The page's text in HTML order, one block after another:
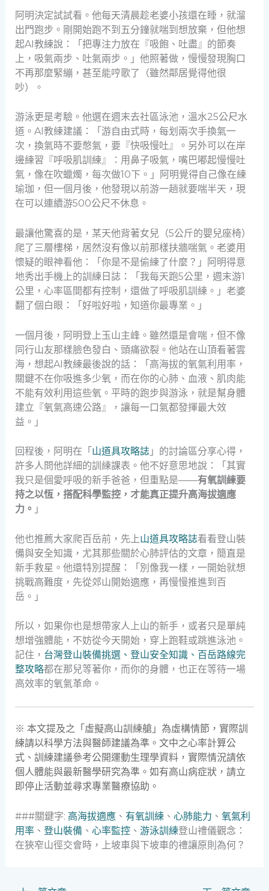
阿明決定試試看。他每天清晨趁老婆小孩還在睡，就溜
出門跑步。剛開始跑不到五分鐘就喘到想放棄，但他想
起AI教練說：「把專注力放在『吸飽、吐盡』的節奏
上，吸氣兩步、吐氣兩步。」他照著做，慢慢發現胸口
不再那麼緊繃，甚至能哼歌了（雖然鄰居覺得他很
吵）。
游泳更是考驗。他選在週末去社區泳池，溫水25公尺水
道。AI教練建議：「游自由式時，每划兩次手換氣一
次，換氣時不要憋氣，要『快吸慢吐』。另外可以在岸
邊練習『呼吸肌訓練』：用鼻子吸氣，嘴巴嘟起慢慢吐
氣，像在吹蠟燭，每次做10下。」阿明覺得自己像在練
瑜珈，但一個月後，他發現以前游一趟就要喘半天，現
在可以連續游500公尺不休息。
最讓他驚喜的是，某天他背著女兒（5公斤的嬰兒座椅）
爬了三層樓梯，居然沒有像以前那樣扶牆喘氣。老婆用
懷疑的眼神看他：「你是不是偷練了什麼？」阿明得意
地秀出手機上的訓練日誌：「我每天跑5公里，週末游1
公里，心率區間都有控制，還做了呼吸肌訓練。」老婆
翻了個白眼：「好啦好啦，知道你最專業。」
一個月後，阿明登上玉山主峰。雖然還是會喘，但不像
同行山友那樣臉色發白、頭痛欲裂。他站在山頂看著雲
海，想起AI教練最後說的話：「高海拔的氧氣利用率，
關鍵不在你吸進多少氧，而在你的心肺、血液、肌肉能
不能有效利用這些氧。平時的跑步與游泳，就是幫身體
建立『氧氣高速公路』，讓每一口氣都發揮最大效
益。」
回程後，阿明在「 山道具攻略誌」的討論區分享心得，
許多人問他詳細的訓練課表。他不好意思地說：「其實
我只是個愛呼吸的新手爸爸，但重點是——有氧訓練要
持之以恆，搭配科學監控，才能真正提升高海拔適應
力。 」
他也推薦大家爬百岳前，先上山道具攻略誌看看登山裝
備與安全知識，尤其那些關於心肺評估的文章，簡直是
新手救星。他還特別提醒：「別像我一樣，一開始就想
挑戰高難度，先從郊山開始適應，再慢慢推進到百
岳。」
所以，如果你也是想帶家人上山的新手，或者只是單純
想增強體能，不妨從今天開始，穿上跑鞋或跳進泳池。
記住， 台灣登山裝備挑選、登山安全知識、百岳路線完
整攻略都在那兒等著你，而你的身體，也正在等待一場
高效率的氧氣革命。
※ 本文提及之「虛擬高山訓練艙」為虛構情節，實際訓
練請以科學方法與醫師建議為準。文中之心率計算公
式、訓練建議參考公開運動生理學資料，實際情況請依
個人體能與最新醫學研究為準。如有高山病症狀，請立
即停止活動並尋求專業醫療協助。
###關鍵字: 高海拔適應、 有氧訓練、 心肺能力 、 氧氣利
用率、 登山裝備、 心率監控、 游泳訓練登山禮儀觀念：
在狹窄山徑交會時，上坡車與下坡車的禮讓原則為何？